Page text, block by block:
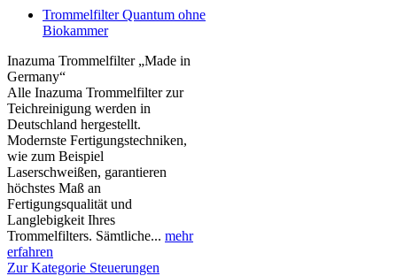
Trommelfilter Quantum ohne
Biokammer
Inazuma Trommelfilter „Made in
Germany“
Alle Inazuma Trommelfilter zur
Teichreinigung werden in
Deutschland hergestellt.
Modernste Fertigungstechniken,
wie zum Beispiel
Laserschweißen, garantieren
höchstes Maß an
Fertigungsqualität und
Langlebigkeit Ihres
Trommelfilters. Sämtliche... mehr
erfahren
Zur Kategorie Steuerungen